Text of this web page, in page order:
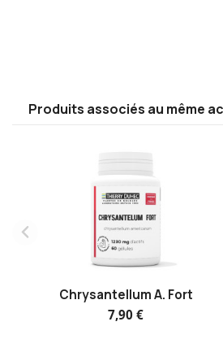
Produits associés au même
Chrysantellum A. Fort
7,90 €